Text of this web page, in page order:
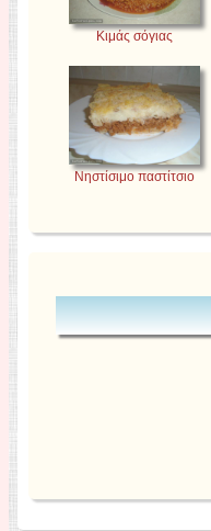
Κιμάς σόγιας
Νηστίσιμο παστίτσιο